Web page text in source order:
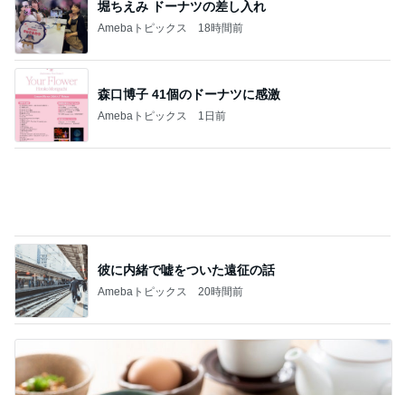
森口博子 41個のドーナツに感激
Amebaトピックス 1日前
彼に内緒で嘘をついた遠征の話
Amebaトピックス 20時間前
お金ではないと感謝している時間